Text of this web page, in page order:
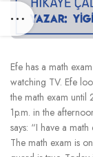
Efe has a math
watching TV. Efe
the math exam until
1p.m. in the
says: “I have a
The math exam is